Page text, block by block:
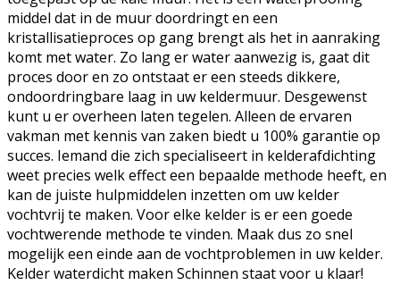
middel dat in de muur doordringt en een
kristallisatieproces op gang brengt als het in aanraking
komt met water. Zo lang er water aanwezig is, gaat dit
proces door en zo ontstaat er een steeds dikkere,
ondoordringbare laag in uw keldermuur. Desgewenst
kunt u er overheen laten tegelen. Alleen de ervaren
vakman met kennis van zaken biedt u 100% garantie op
succes. Iemand die zich specialiseert in kelderafdichting
weet precies welk effect een bepaalde methode heeft, en
kan de juiste hulpmiddelen inzetten om uw kelder
vochtvrij te maken. Voor elke kelder is er een goede
vochtwerende methode te vinden. Maak dus zo snel
mogelijk een einde aan de vochtproblemen in uw kelder.
Kelder waterdicht maken Schinnen staat voor u klaar!